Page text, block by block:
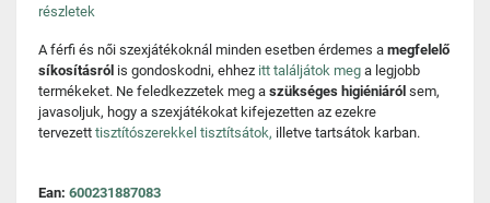
részletek
A férfi és női szexjátékoknál minden esetben érdemes a megfelelő
síkosításról is gondoskodni, ehhez itt találjátok meg a legjobb
termékeket. Ne feledkezzetek meg a szükséges higiéniáról sem,
javasoljuk, hogy a szexjátékokat kifejezetten az ezekre
tervezett tisztítószerekkel tisztítsátok, illetve tartsátok karban.
Ean: 600231887083